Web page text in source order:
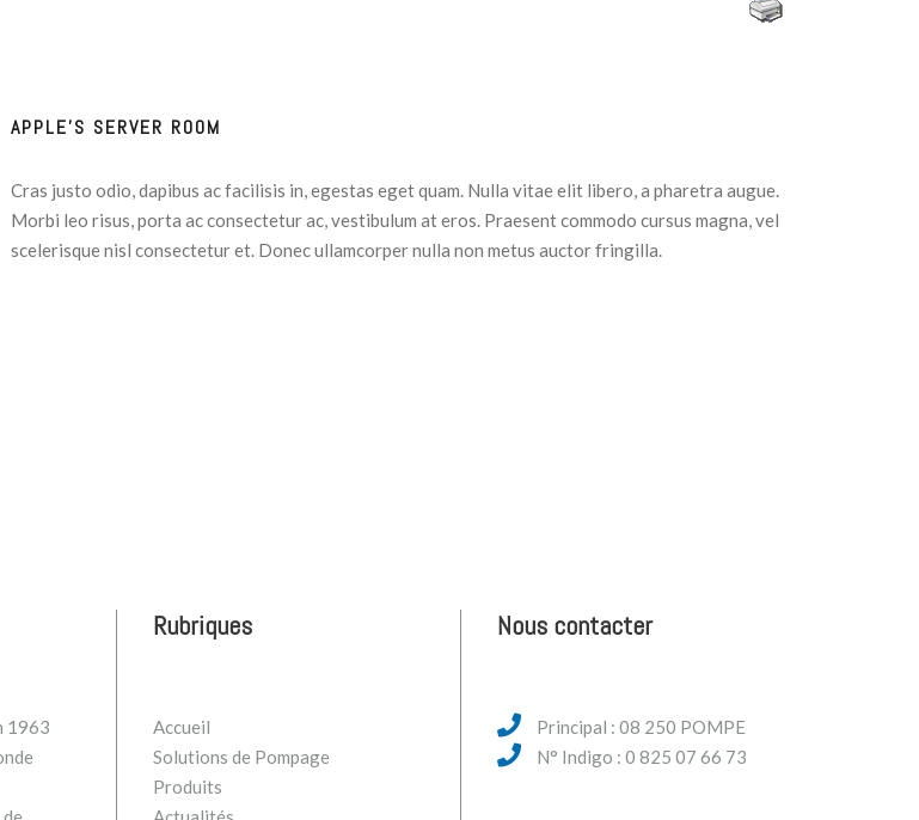
APPLE’S SERVER ROOM
Cras justo odio, dapibus ac facilisis in, egestas eget quam. Nulla vitae elit libero, a pharetra augue.
Morbi leo risus, porta ac consectetur ac, vestibulum at eros. Praesent commodo cursus magna, vel
scelerisque nisl consectetur et. Donec ullamcorper nulla non metus auctor fringilla.
1963
Rubriques
Accueil
Solutions de Pompage
Produits
Nous contacter
Principal : 08 250 POMPE
N° Indigo : 0 825 07 66 73